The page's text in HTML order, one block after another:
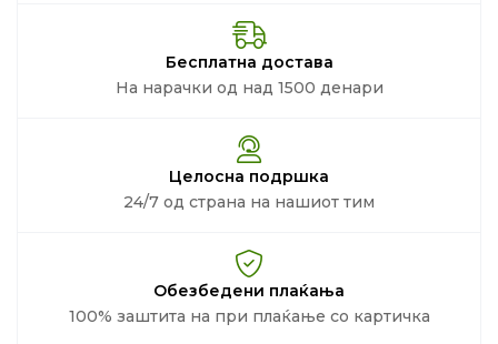
Бесплатна достава
На нарачки од над 1500 денари
Целосна подршка
24/7 од страна на нашиот тим
Обезбедени плаќања
100% заштита на при плаќање со картичка